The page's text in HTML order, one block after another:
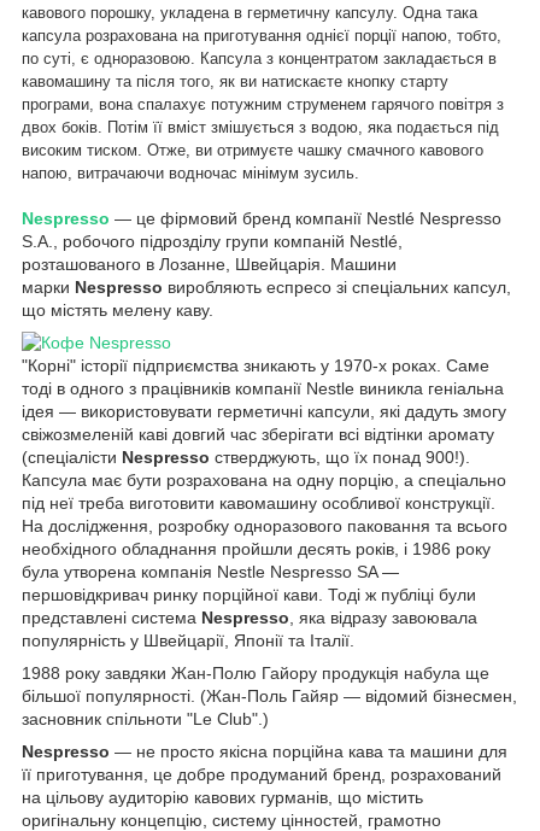
кавового порошку, укладена в герметичну капсулу. Одна така
капсула розрахована на приготування однієї порції напою, тобто,
по суті, є одноразовою. Капсула з концентратом закладається в
кавомашину та після того, як ви натискаєте кнопку старту
програми, вона спалахує потужним струменем гарячого повітря з
двох боків. Потім її вміст змішується з водою, яка подається під
високим тиском. Отже, ви отримуєте чашку смачного кавового
напою, витрачаючи водночас мінімум зусиль.
Nespresso — це фірмовий бренд компанії Nestlé Nespresso
S.A., робочого підрозділу групи компаній Nestlé,
розташованого в Лозанне, Швейцарія. Машини
марки Nespresso виробляють еспресо зі спеціальних капсул,
що містять мелену каву.
"Корні" історії підприємства зникають у 1970-х роках. Саме
тоді в одного з працівників компанії Nestle виникла геніальна
ідея — використовувати герметичні капсули, які дадуть змогу
свіжозмеленій каві довгий час зберігати всі відтінки аромату
(спеціалісти Nespresso стверджують, що їх понад 900!).
Капсула має бути розрахована на одну порцію, а спеціально
під неї треба виготовити кавомашину особливої конструкції.
На дослідження, розробку одноразового паковання та всього
необхідного обладнання пройшли десять років, і 1986 року
була утворена компанія Nestle Nespresso SA —
першовідкривач ринку порційної кави. Тоді ж публіці були
представлені система Nespresso , яка відразу завоювала
популярність у Швейцарії, Японії та Італії.
1988 року завдяки Жан-Полю Гайору продукція набула ще
більшої популярності. (Жан-Поль Гайяр — відомий бізнесмен,
засновник спільноти "Le Club".)
Nespresso — не просто якісна порційна кава та машини для
її приготування, це добре продуманий бренд, розрахований
на цільову аудиторію кавових гурманів, що містить
оригінальну концепцію, систему цінностей, грамотно